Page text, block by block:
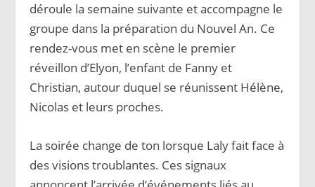
déroule la semaine suivante et accompagne le
groupe dans la préparation du Nouvel An. Ce
rendez-vous met en scène le premier
réveillon d’Elyon, l’enfant de Fanny et
Christian, autour duquel se réunissent Hélène,
Nicolas et leurs proches.
La soirée change de ton lorsque Laly fait face à
des visions troublantes. Ces signaux